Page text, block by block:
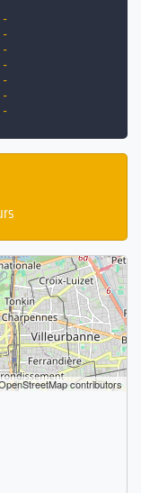
-
-
-
-
-
-
-
contributors